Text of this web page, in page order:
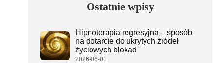
Ostatnie wpisy
Hipnoterapia regresyjna – sposób
na dotarcie do ukrytych źródeł
życiowych blokad
2026-06-01